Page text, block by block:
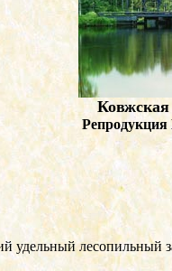
Ковжская
удельный лесопильный